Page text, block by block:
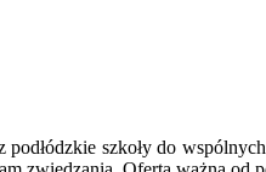
podłódzkie szkoły do